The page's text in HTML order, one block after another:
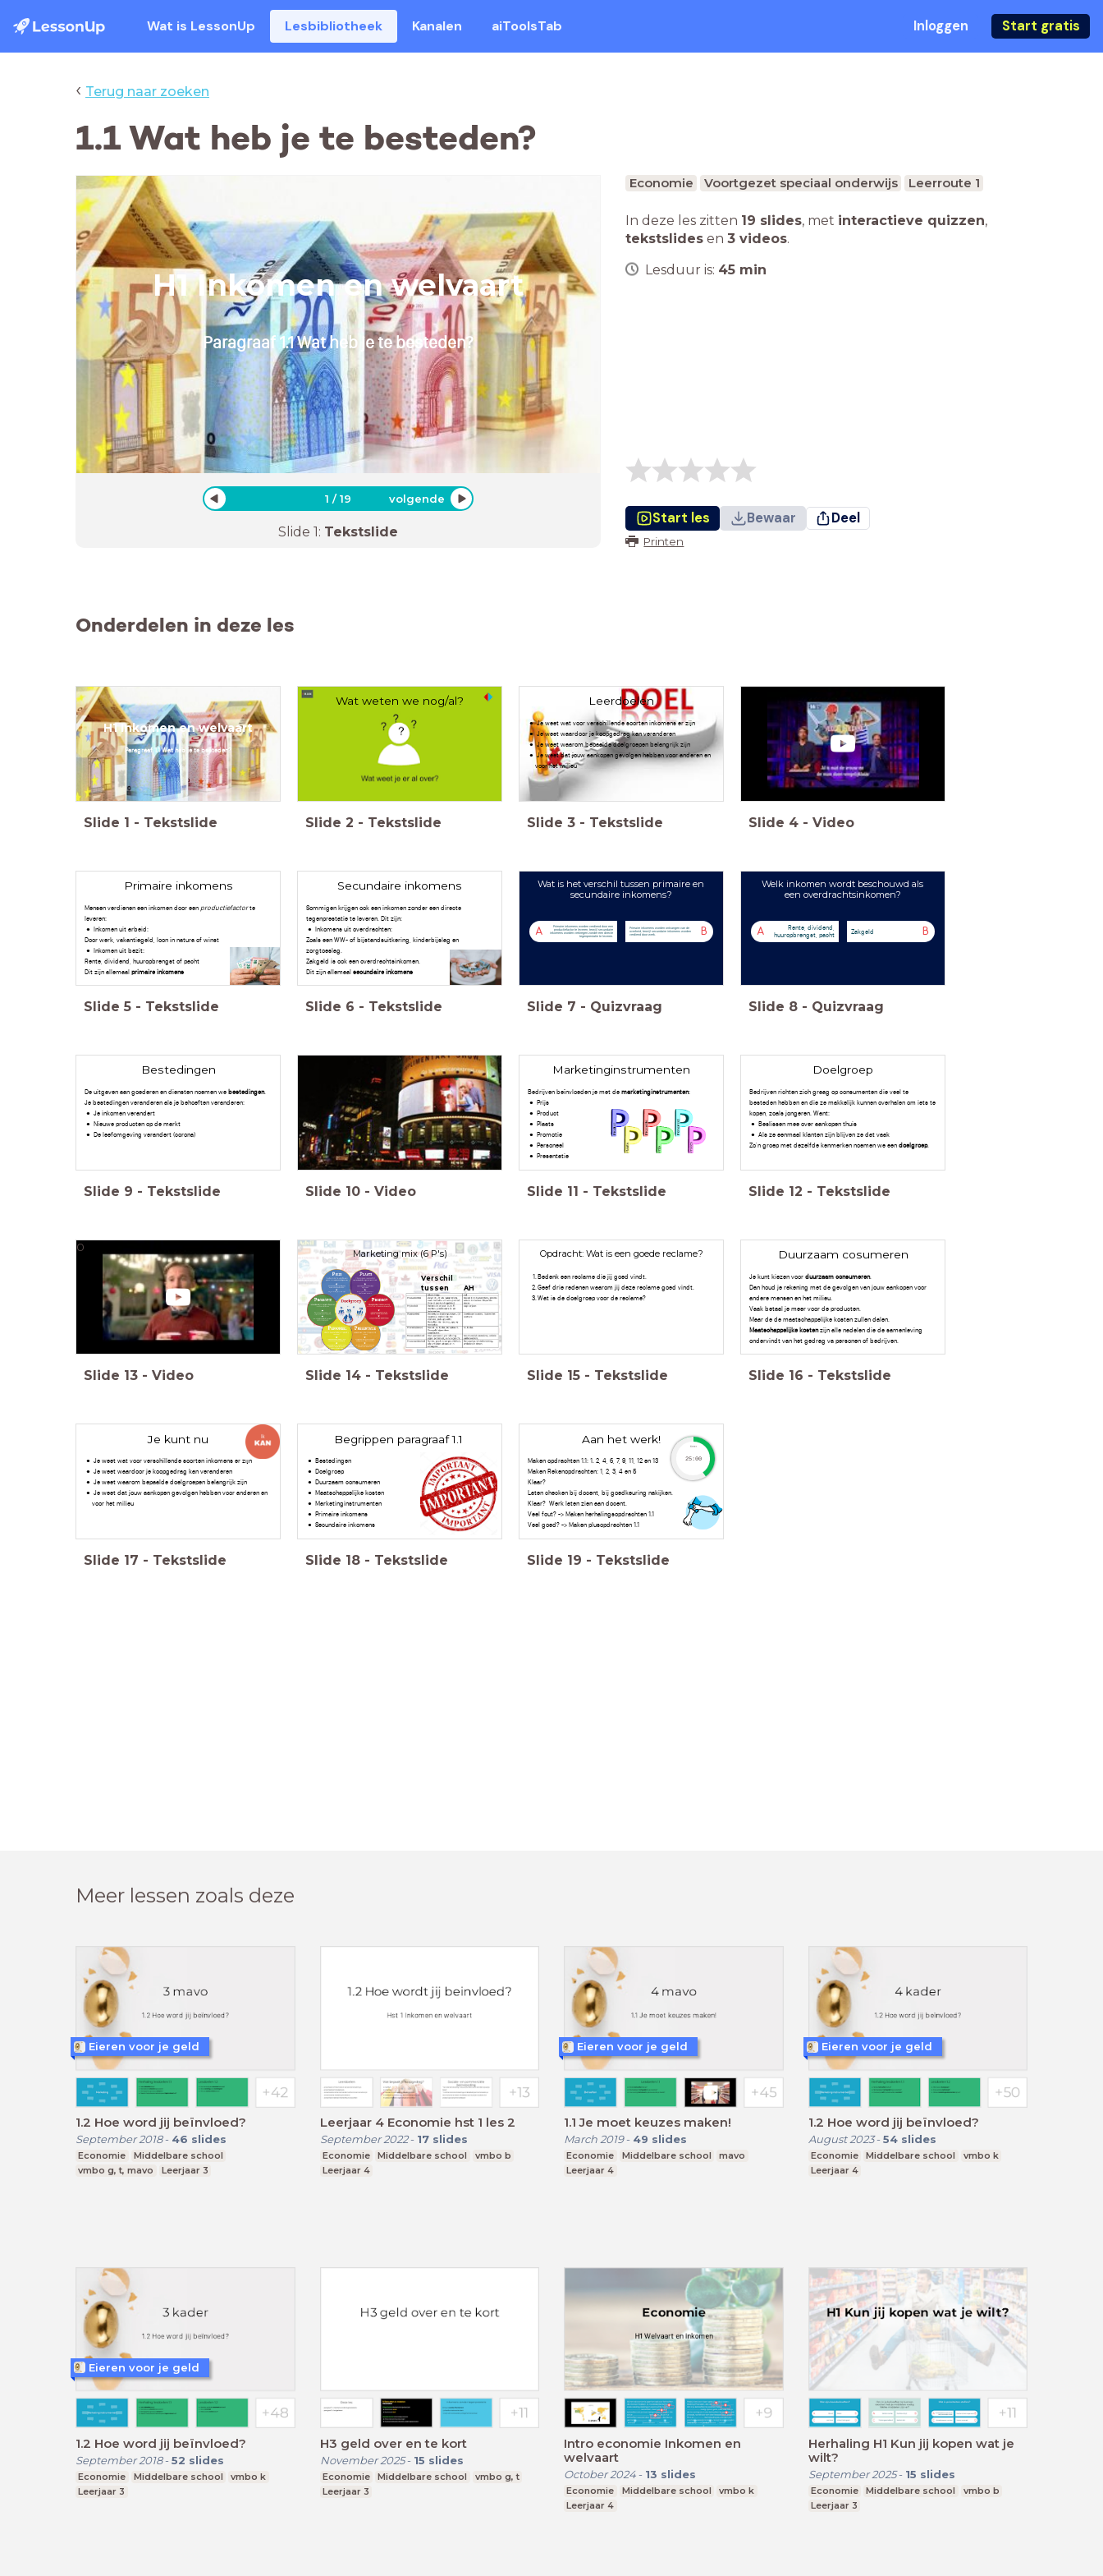
Wat is LessonUp Lesbibliotheek Kanalen aiToolsTab Inloggen Start gratis
‹ Terug naar zoeken
1.1 Wat heb je te besteden?
H1 Inkomen en welvaart
Paragraaf 1.1 Wat heb je te besteden?
1 /19 volgende
Slide 1: Tekstslide
Economie Voortgezet speciaal onderwijs Leerroute 1
In deze les zitten 19 slides, met interactieve quizzen,
tekstslides en 3 videos.
Lesduur is: 45 min
Start les Bewaar Deel
Printen
Onderdelen in deze les
H1 Inkomen en welvaart
Paragraaf 1.1 Wat heb je te besteden?
Slide 1 - Tekstslide
Wat weten we nog/al?
Slide 2 - Tekstslide
Leerdoelen
Je weet wat voor verschillende soorten inkomens er zijn
Je weet waardoor je koopgedrag kan veranderen
Je weet waarom bepaalde doelgroepen belangrijk zijn
Je weet dat jouw aankopen gevolgen hebben voor anderen en
voor het milieu
Slide 3 - Tekstslide Slide 4 - Video
Primaire inkomens
Mensen verdienen een inkomen door een productiefactorte
leveren:
Inkomen uit arbeid:
Door werk, vakantiegeld, loon in natura of winst
Inkomen uit bezit:
Rente, dividend, huuropbrengst of pacht
Dit zijn allemaal primaire inkomens
Slide 5 - Tekstslide
Secundaire inkomens
Sommigen krijgen ook een inkomen zonder een directe
tegenprestatie te leveren. Dit zijn:
Inkomens uit overdrachten:
Zoals een WW- of bijstandsuitkering, kinderbijslag en
zorgtoeslag.
Zakgeld is ook een overdrachtsinkomen.
Dit zijn allemaal secundaire inkomens
Slide 6 - Tekstslide
Wat is het verschil tussen primaire en
secundaire inkomens?
A
Primaire inkomens worden verdiend door een
productiefactor te leveren, terwijl secundaire
inkomens worden verkregen zonder een directe
tegenprestatie te leveren.
B
Primaire inkomens worden ontvangen van de
overheid, terwijl secundaire inkomens worden
verdiend door werk.
Slide 7 - Quizvraag
Welk inkomen wordt beschouwd als
een overdrachtsinkomen?
A
Rente, dividend,
huuropbrengst, pacht
B
Zakgeld
Slide 8 - Quizvraag
Bestedingen
De uitgaven aan goederen en diensten noemen we bestedingen.
Je bestedingen veranderen als je behoeften veranderen:
Je inkomen verandert
Nieuwe producten op de markt
De leefomgeving verandert (corona)
Slide 9 - Tekstslide Slide 10 - Video
Marketinginstrumenten
Bedrijven beïnvloeden je met de marketinginstrumenten:
Prijs
Product
Plaats
Promotie
Personeel
Presentatie
Slide 11 - Tekstslide
Doelgroep
Bedrijven richten zich graag op consumenten die veel te
besteden hebben en die ze makkelijk kunnen overhalen om iets te
kopen, zoals jongeren. Want:
Beslissen mee over aankopen thuis
Als ze eenmaal klanten zijn blijven ze dat vaak
Zo'n groep met dezelfde kenmerken noemen we een doelgroep.
Slide 12 - Tekstslide
0
Slide 13 - Video
Marketing mix (6 P's)
Verschil
tussen AH
en Lidl
Slide 14 - Tekstslide
Opdracht: Wat is een goede reclame?
Bedenk een reclame die jij goed vindt.
Geef drie redenen waarom jij deze reclame goed vindt.
Wat is de doelgroep voor de reclame?
Slide 15 - Tekstslide
Duurzaam cosumeren
Je kunt kiezen voor duurzaam consumeren.
Dan houd je rekening met de gevolgen van jouw aankopen voor
andere mensen en het milieu.
Vaak betaal je meer voor de producten.
Maar de de maatschappelijke kosten zullen dalen.
Maatschappelijke kostenzijn alle nadelen die de samenleving
ondervindt van het gedrag va personen of bedrijven.
Slide 16 - Tekstslide
Je kunt nu
Je weet wat voor verschillende soorten inkomens er zijn
Je weet waardoor je koopgedrag kan veranderen
Je weet waarom bepaalde doelgroepen belangrijk zijn
Je weet dat jouw aankopen gevolgen hebben voor anderen en
voor het milieu
Slide 17 - Tekstslide
Begrippen paragraaf 1.1
Bestedingen
Doelgroep
Duurzaam consumeren
Maatschappelijke kosten
Marketinginstrumenten
Primaire inkomens
Secundaire inkomens
Slide 18 - Tekstslide
Aan het werk!
Maken opdrachten 1.1: 1. 2, 4, 6, 7, 9, 11, 12 en 13
Maken Rekenopdrachten: 1, 2, 3, 4 en 5
Klaar?
Laten checken bij docent, bij goedkeuring nakijken.
Klaar? Werk laten zien aan docent.
Veel fout? -> Maken herhalingsopdrachten 1.1
Veel goed? -> Maken plusopdrachten 1.1
timer
25:00
Slide 19 - Tekstslide
Meer lessen zoals deze
1.2 Hoe word jij beïnvloed?
September 2018- 46 slides
Economie
Middelbare school
vmbo g, t, mavo
Leerjaar 3
Eieren voor je geld
Leerjaar 4 Economie hst 1 les 2
September 2022- 17 slides
Economie Middelbare school
vmbo b
Leerjaar 4
1.1 Je moet keuzes maken!
March 2019- 49 slides
Economie Middelbare school
mavo
Leerjaar 4
Eieren voor je geld
1.2 Hoe word jij beïnvloed?
August 2023- 54 slides
Economie Middelbare school
vmbo k
Leerjaar 4
Eieren voor je geld
1.2 Hoe word jij beïnvloed?
September 2018- 52 slides
Economie Middelbare school
vmbo k
Leerjaar 3
Eieren voor je geld
H3 geld over en te kort
November 2025- 15 slides
Economie Middelbare school
vmbo g, t
Leerjaar 3
Intro economie Inkomen en
welvaart
October 2024- 13 slides
Economie Middelbare school
vmbo k
Leerjaar 4
Herhaling H1 Kun jij kopen wat je
wilt?
September 2025- 15 slides
Economie Middelbare school
vmbo b
Leerjaar 3